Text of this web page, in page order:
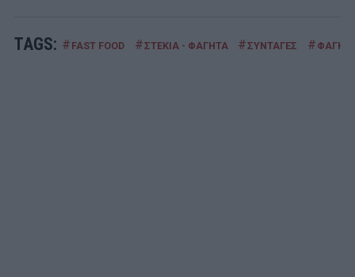
TAGS: # FAST FOOD #ΣΤΕΚΙΑ - ΦΑΓΗΤΑ #ΣΥΝΤΑΓΕΣ #